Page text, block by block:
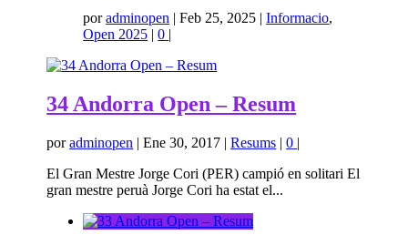
poradminopen |Feb 25, 2025 |Informacio,
Open 2025 |0 |
34 Andorra Open – Resum
poradminopen |Ene 30, 2017 |Resums |0 |
El Gran Mestre Jorge Cori (PER) campió en solitari El
gran mestre peruà Jorge Cori ha estat el...